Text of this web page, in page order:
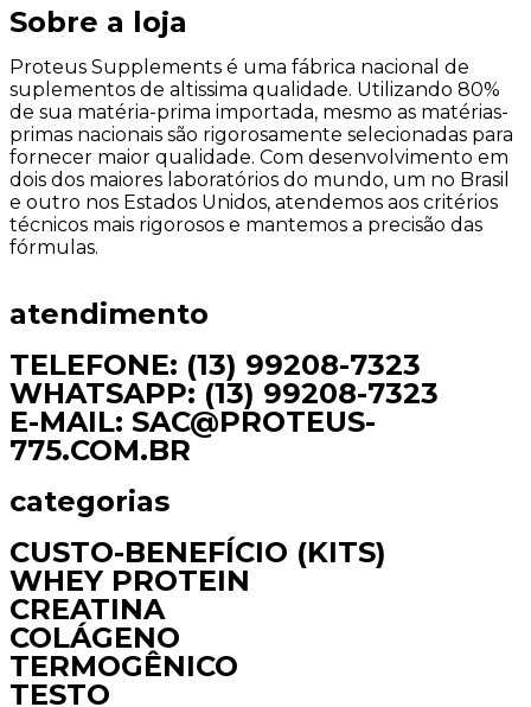
Sobre a loja
Proteus Supplements é uma fábrica nacional de
suplementos de altissima qualidade. Utilizando 80%
de sua matéria-prima importada, mesmo as matérias-
primas nacionais são rigorosamente selecionadas para
fornecer maior qualidade. Com desenvolvimento em
dois dos maiores laboratórios do mundo, um no Brasil
e outro nos Estados Unidos, atendemos aos critérios
técnicos mais rigorosos e mantemos a precisão das
fórmulas.
atendimento
TELEFONE: (13) 99208-7323
WHATSAPP: (13) 99208-7323
E-MAIL: SAC@PROTEUS-
775.COM.BR
categorias
CUSTO-BENEFÍCIO (KITS)
WHEY PROTEIN
CREATINA
COLÁGENO
TERMOGÊNICO
TESTO